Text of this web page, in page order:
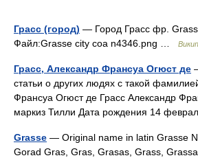
Грасс (город) — Город Грасс фр.
Файл:Grasse city coa n4346.png …
Грасс, Александр Франсуа Огюст де
статьи о других людях с такой
Франсуа Огюст де Грасс Александр
маркиз Тилли Дата рождения 14
Grasse — Original name in latin Grasse
Gorad Gras, Gras, Grasas, Grass,